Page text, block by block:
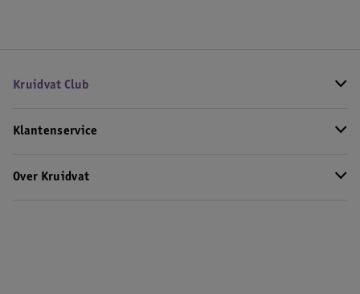
Kruidvat Club
Klantenservice
Over Kruidvat